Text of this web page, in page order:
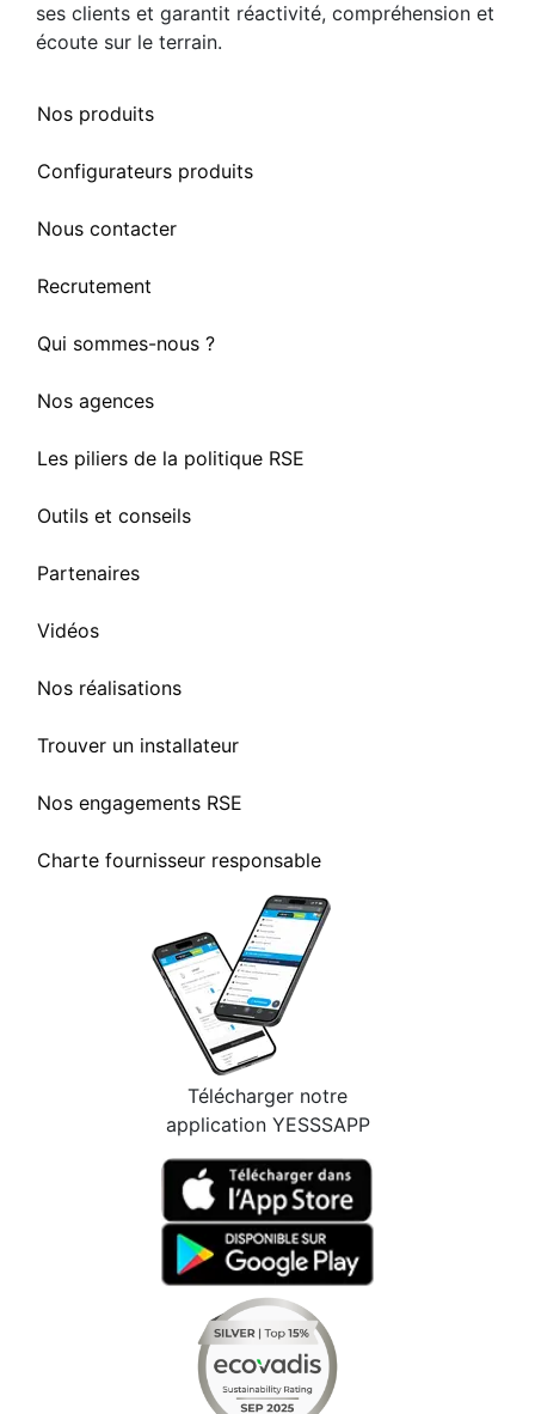
ses clients et garantit réactivité, compréhension et
écoute sur le terrain.
Nos produits
Configurateurs produits
Nous contacter
Recrutement
Qui sommes-nous ?
Nos agences
Les piliers de la politique RSE
Outils et conseils
Partenaires
Vidéos
Nos réalisations
Trouver un installateur
Nos engagements RSE
Charte fournisseur responsable
Télécharger notre
application YESSSAPP